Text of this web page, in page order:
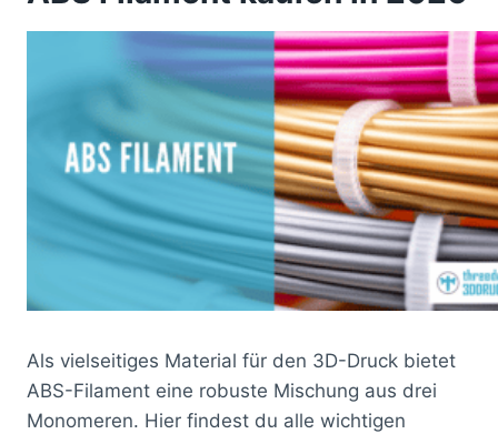
Als vielseitiges Material für den 3D-Druck bietet
ABS-Filament eine robuste Mischung aus drei
Monomeren. Hier findest du alle wichtigen